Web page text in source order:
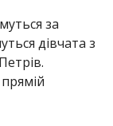
за
дівчата з